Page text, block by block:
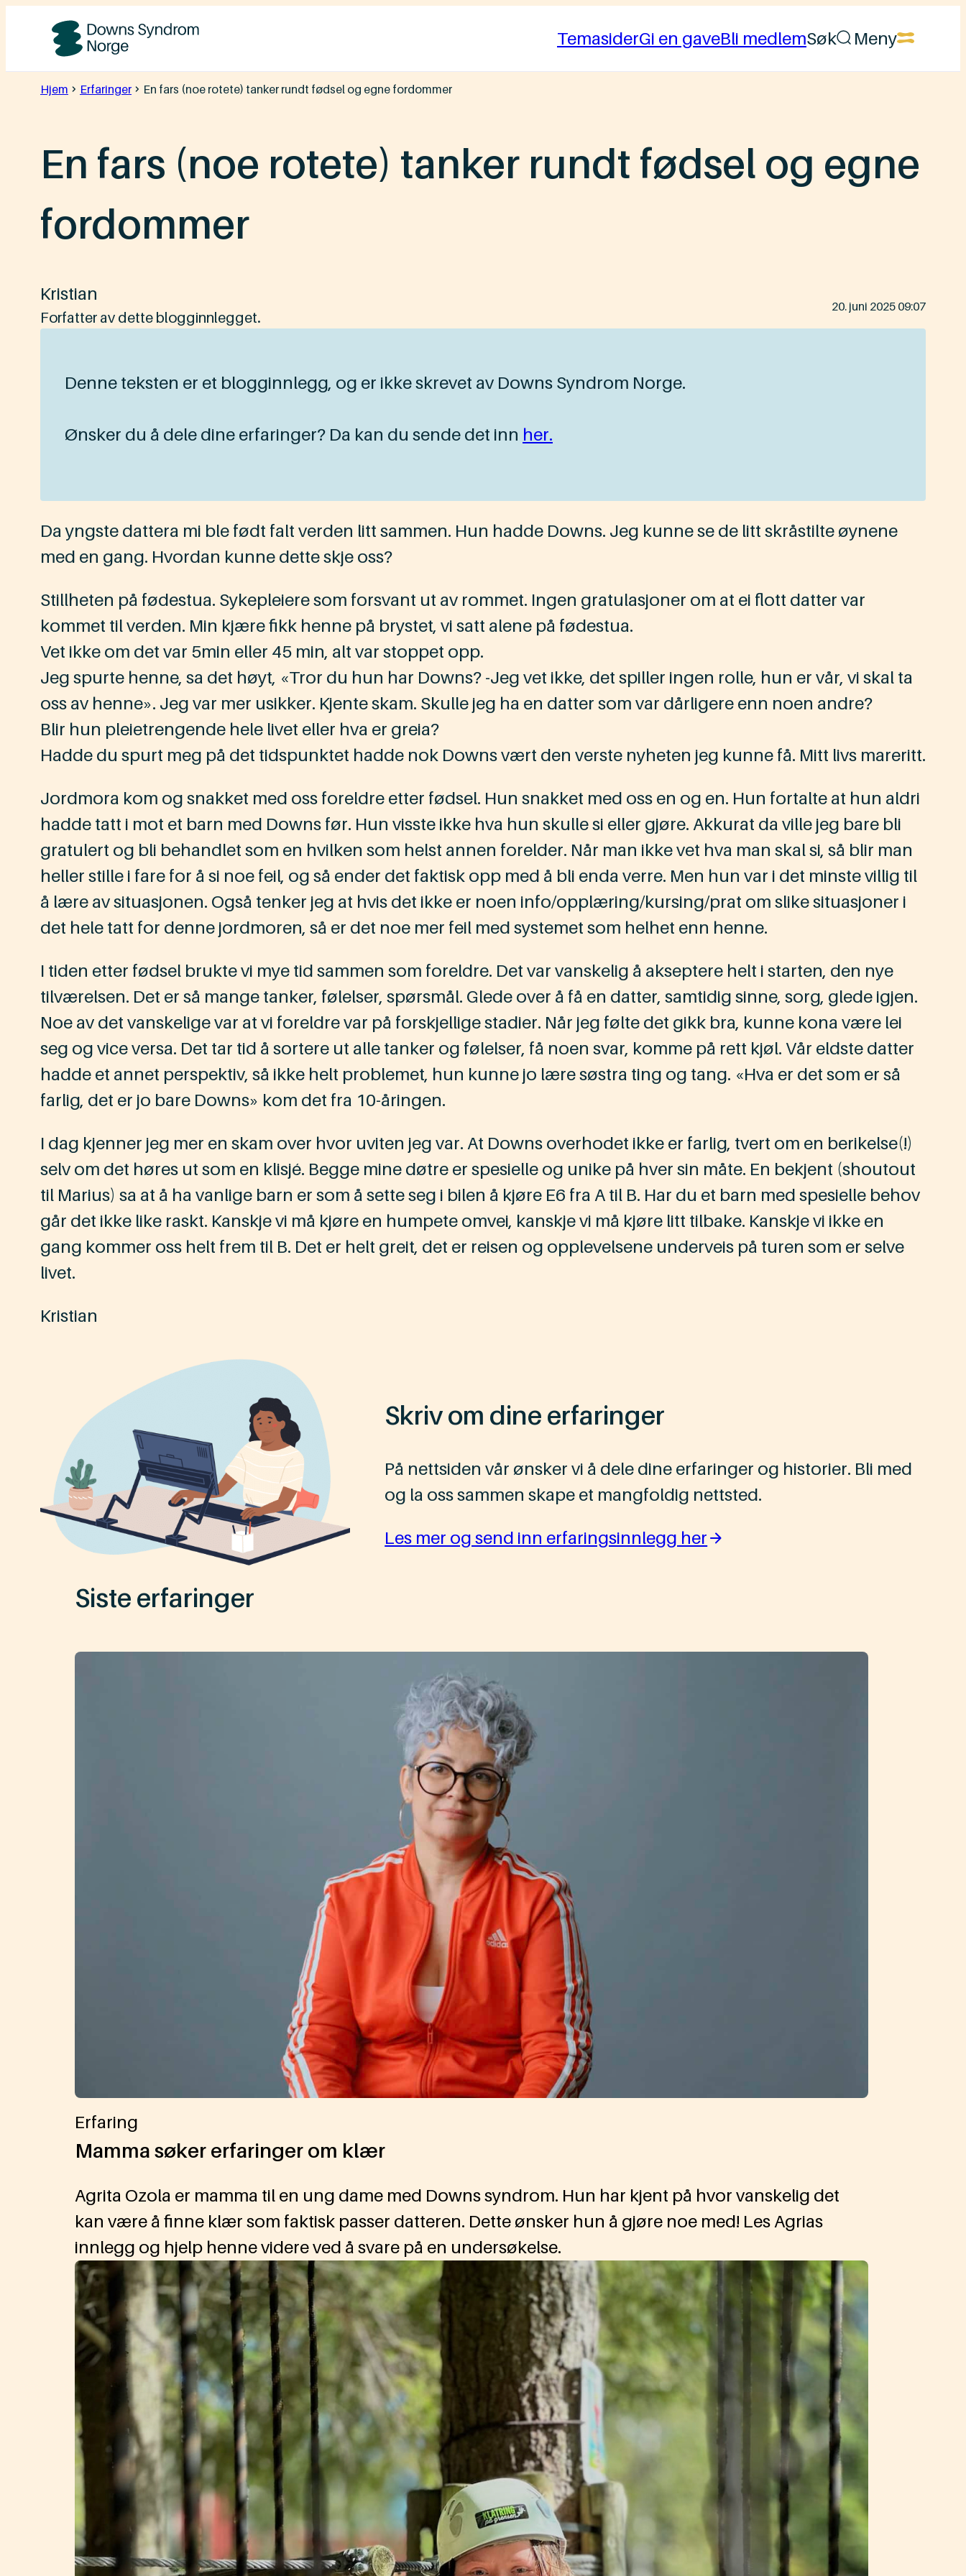
innhold
Downs
Syndrom
TemasiderGi en gaveBli medlemSøk Meny
Hjem Erfaringer En fars (noe rotete) tanker rundt fødsel og egne fordommer
En fars (noe rotete) tanker rundt fødsel og egne
fordommer
Kristian
Forfatter av dette blogginnlegget.
Lagt
ut
20. juni 2025 09:07
Denne teksten er et blogginnlegg, og er ikke skrevet av Downs Syndrom Norge.
Ønsker du å dele dine erfaringer? Da kan du sende det inn her.
Da yngste dattera mi ble født falt verden litt sammen. Hun hadde Downs. Jeg kunne se de litt skråstilte øynene
med en gang. Hvordan kunne dette skje oss?
Stillheten på fødestua. Sykepleiere som forsvant ut av rommet. Ingen gratulasjoner om at ei flott datter var
kommet til verden. Min kjære fikk henne på brystet, vi satt alene på fødestua.
Vet ikke om det var 5min eller 45 min, alt var stoppet opp.
Jeg spurte henne, sa det høyt, «Tror du hun har Downs? -Jeg vet ikke, det spiller ingen rolle, hun er vår, vi skal ta
oss av henne». Jeg var mer usikker. Kjente skam. Skulle jeg ha en datter som var dårligere enn noen andre?
Blir hun pleietrengende hele livet eller hva er greia?
Hadde du spurt meg på det tidspunktet hadde nok Downs vært den verste nyheten jeg kunne få. Mitt livs mareritt.
Jordmora kom og snakket med oss foreldre etter fødsel. Hun snakket med oss en og en. Hun fortalte at hun aldri
hadde tatt i mot et barn med Downs før. Hun visste ikke hva hun skulle si eller gjøre. Akkurat da ville jeg bare bli
gratulert og bli behandlet som en hvilken som helst annen forelder. Når man ikke vet hva man skal si, så blir man
heller stille i fare for å si noe feil, og så ender det faktisk opp med å bli enda verre. Men hun var i det minste villig til
å lære av situasjonen. Også tenker jeg at hvis det ikke er noen info/opplæring/kursing/prat om slike situasjoner i
det hele tatt for denne jordmoren, så er det noe mer feil med systemet som helhet enn henne.
I tiden etter fødsel brukte vi mye tid sammen som foreldre. Det var vanskelig å akseptere helt i starten, den nye
tilværelsen. Det er så mange tanker, følelser, spørsmål. Glede over å få en datter, samtidig sinne, sorg, glede igjen.
Noe av det vanskelige var at vi foreldre var på forskjellige stadier. Når jeg følte det gikk bra, kunne kona være lei
seg og vice versa. Det tar tid å sortere ut alle tanker og følelser, få noen svar, komme på rett kjøl. Vår eldste datter
hadde et annet perspektiv, så ikke helt problemet, hun kunne jo lære søstra ting og tang. «Hva er det som er så
farlig, det er jo bare Downs» kom det fra 10-åringen.
I dag kjenner jeg mer en skam over hvor uviten jeg var. At Downs overhodet ikke er farlig, tvert om en berikelse(!)
selv om det høres ut som en klisjé. Begge mine døtre er spesielle og unike på hver sin måte. En bekjent (shoutout
til Marius) sa at å ha vanlige barn er som å sette seg i bilen å kjøre E6 fra A til B. Har du et barn med spesielle behov
går det ikke like raskt. Kanskje vi må kjøre en humpete omvei, kanskje vi må kjøre litt tilbake. Kanskje vi ikke en
gang kommer oss helt frem til B. Det er helt greit, det er reisen og opplevelsene underveis på turen som er selve
livet.
Kristian
Skriv om dine erfaringer
På nettsiden vår ønsker vi å dele dine erfaringer og historier. Bli med
og la oss sammen skape et mangfoldig nettsted.
Les mer og send inn erfaringsinnlegg her
Siste erfaringer
Erfaring
Mamma søker erfaringer om klær
Agrita Ozola er mamma til en ung dame med Downs syndrom. Hun har kjent på hvor vanskelig det
kan være å finne klær som faktisk passer datteren. Dette ønsker hun å gjøre noe med! Les Agrias
innlegg og hjelp henne videre ved å svare på en undersøkelse.